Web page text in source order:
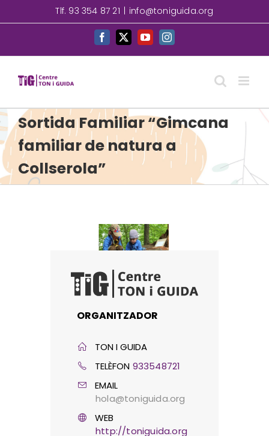
to
Tlf. 93 354 87 21 info@toniguida.org
Facebook
X YouTubeInstagram
Sortida Familiar “Gimcana
familiar de natura a
Collserola”
ORGANITZADOR
TON I GUIDA
TELÈFON 933548721
EMAIL
hola@toniguida.org
WEB
http://toniguida.org